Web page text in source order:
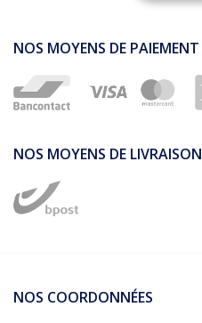
NOS MOYENS DE PAIEMENT
NOS MOYENS DE LIVRAISON
NOS COORDONNÉES